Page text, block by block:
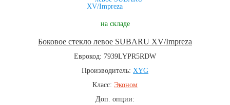
на складе
Боковое стекло левое SUBARU XV/Impreza
Еврокод: 7939LYPR5RDW
Производитель: XYG
Класс: Эконом
Доп. опции: